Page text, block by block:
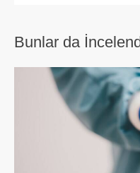
Bunlar da